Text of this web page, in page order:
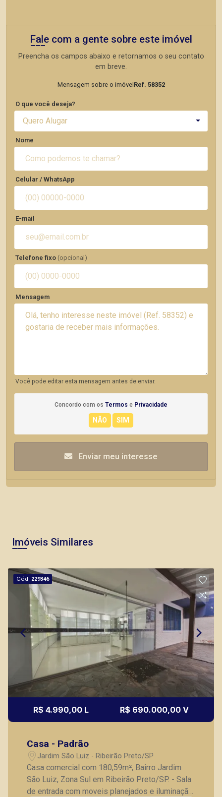
Fale com a gente sobre este imóvel
Preencha os campos abaixo e retornamos o seu contato
em breve.
Mensagem sobre o imóvel Ref. 58352
O que você deseja?
Quero Alugar
Nome
Celular / WhatsApp
E-mail
Telefone fixo (opcional)
Mensagem
Você pode editar esta mensagem antes de enviar.
Concordo com os Termos e Privacidade
Enviar meu interesse
Imóveis Similares
Cód. 229346
R$ 4.990,00 L R$ 690.000,00 V
Casa - Padrão
Jardim São Luiz - Ribeirão Preto/SP
Casa comercial com 180,59m², Bairro Jardim
São Luiz, Zona Sul em Ribeirão Preto/SP. - Sala
de entrada com moveis planejados e iluminação